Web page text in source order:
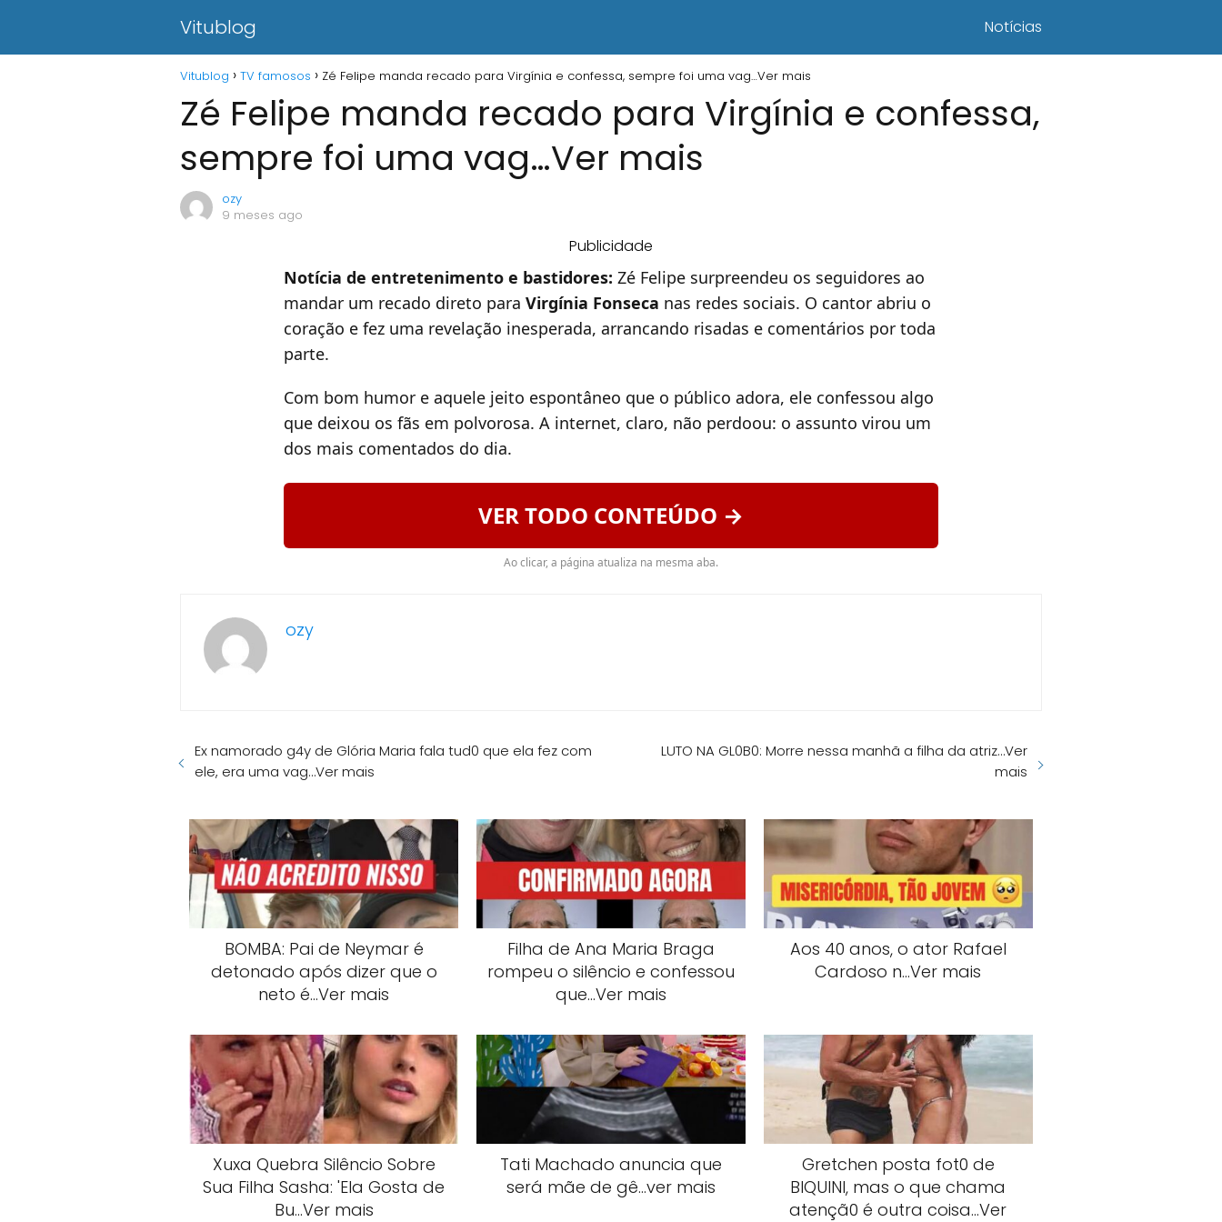
Vitublog Notícias
Vitublog TV famosos Zé Felipe manda recado para Virgínia e confessa, sempre foi uma vag…Ver mais
Zé Felipe manda recado para Virgínia e confessa,
sempre foi uma vag…Ver mais
ozy
9 meses ago
Publicidade
Notícia de entretenimento e bastidores: Zé Felipe surpreendeu os seguidores ao
mandar um recado direto para Virgínia Fonseca nas redes sociais. O cantor abriu o
coração e fez uma revelação inesperada, arrancando risadas e comentários por toda
parte.
Com bom humor e aquele jeito espontâneo que o público adora, ele confessou algo
que deixou os fãs em polvorosa. A internet, claro, não perdoou: o assunto virou um
dos mais comentados do dia.
VER TODO CONTEÚDO →
Ao clicar, a página atualiza na mesma aba.
ozy
Ex namorado g4y de Glória Maria fala tud0 que ela fez com
ele, era uma vag…Ver mais
LUTO NA GL0B0: Morre nessa manhã a filha da atriz…Ver
mais
BOMBA: Pai de Neymar é
detonado após dizer que o
neto é…Ver mais
Filha de Ana Maria Braga
rompeu o silêncio e confessou
que…Ver mais
Aos 40 anos, o ator Rafael
Cardoso n…Ver mais
Xuxa Quebra Silêncio Sobre
Sua Filha Sasha: 'Ela Gosta de
Bu…Ver mais
Tati Machado anuncia que
será mãe de gê…ver mais
Gretchen posta fot0 de
BlQUlNI, mas o que chama
atençã0 é outra coisa…Ver